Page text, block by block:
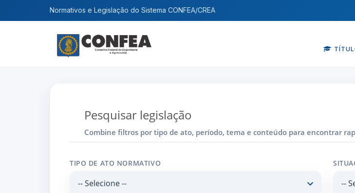
Normativos e Legislação do Sistema CONFEA/CREA
Pesquisar legislação
Combine filtros por tipo de ato, período, tema e conteúdo para encontrar
TIPO DE ATO NORMATIVO